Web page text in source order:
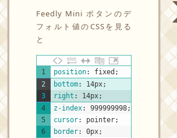
Feedly Mini ボタンのデ
フォルト値のCSSを見る
と
CSS
1
2
3
4
5
6
position: fixed ;
bottom: 14px;
right : 14px;
z-index: 999999998;
cursor: pointer;
border: 0px;